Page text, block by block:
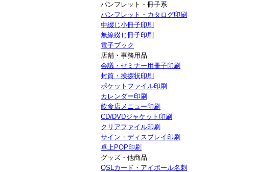
パンフレット・冊子系
パンフレット・カタログ印刷
中綴じ小冊子印刷
無線綴じ冊子印刷
電子ブック
店舗・事務用品
会議・セミナー用冊子印刷
封筒・挨拶状印刷
ポケットファイル印刷
カレンダー印刷
飲食店メニュー印刷
CD/DVDジャケット印刷
クリアファイル印刷
サイン・ディスプレイ印刷
卓上POP印刷
グッズ・他商品
QSLカード・アイボール名刺